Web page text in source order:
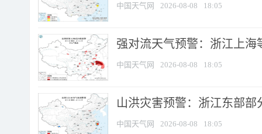
中国天气网 2026-08-08 18:05
强对流天气预警：浙江上海
中国天气网 2026-08-08 18:05
山洪灾害预警：浙江东部
中国天气网 2026-08-08 18:05